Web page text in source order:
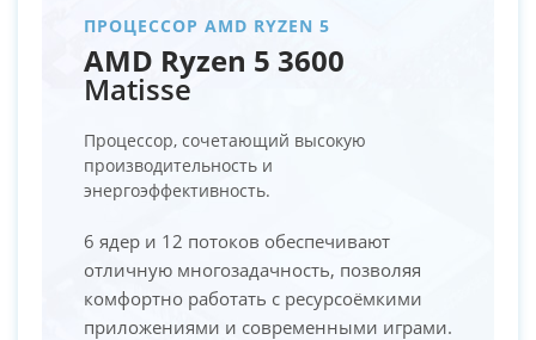
ПРОЦЕССОР AMD RYZEN 5
AMD Ryzen 5 3600
Matisse
Процессор, сочетающий высокую
производительность и
энергоэффективность.
6 ядер и 12 потоков обеспечивают
отличную многозадачность, позволяя
комфортно работать с ресурсоёмкими
приложениями и современными играми.